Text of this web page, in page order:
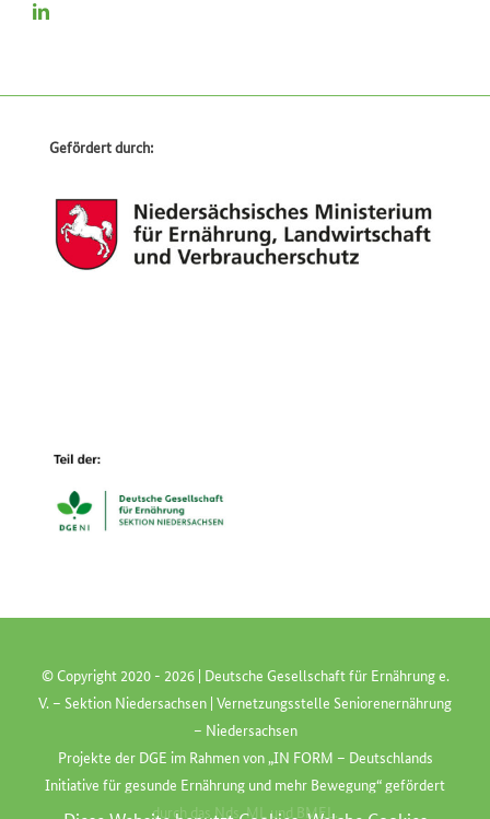
Gefördert durch:
© Copyright 2020 - 2026 | Deutsche Gesellschaft für Ernährung e.
V. – Sektion Niedersachsen | Vernetzungsstelle Seniorenernährung
– Niedersachsen
Projekte der DGE im Rahmen von „IN FORM – Deutschlands
Initiative für gesunde Ernährung und mehr Bewegung“ gefördert
durch das Nds. ML und BMEL.